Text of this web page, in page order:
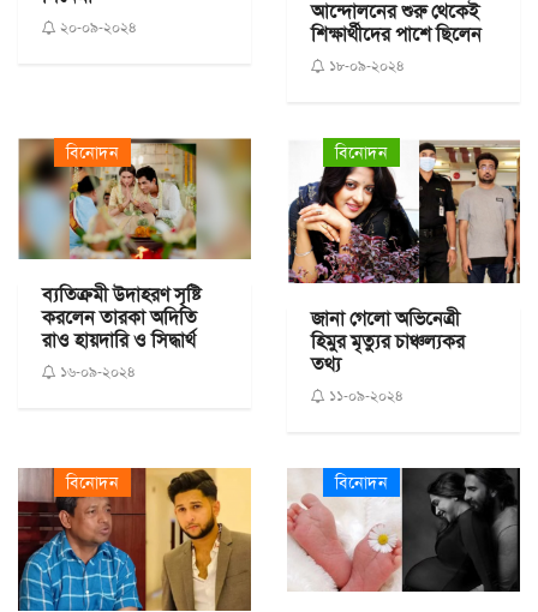
২০-০৯-২০২৪
আন্দোলনের শুরু থেকেই
শিক্ষার্থীদের পাশে ছিলেন
১৮-০৯-২০২৪
বিনোদন
ব্যতিক্রমী উদাহরণ সৃষ্টি
করলেন তারকা অদিতি
রাও হায়দারি ও সিদ্ধার্থ
১৬-০৯-২০২৪
বিনোদন
জানা গেলো অভিনেত্রী
হিমুর মৃত্যুর চাঞ্চল্যকর
তথ্য
১১-০৯-২০২৪
বিনোদন বিনোদন